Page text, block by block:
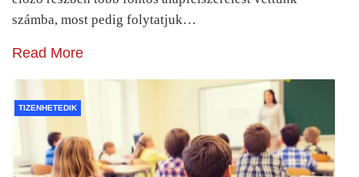
számba, most pedig folytatjuk…
Read More
TIZENHETEDIK